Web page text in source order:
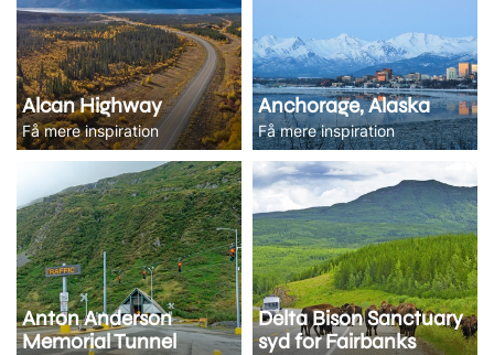
Alcan Highway
Få mere inspiration
Anchorage, Alaska
Få mere inspiration
Anton Anderson
Memorial Tunnel
Delta Bison Sanctuary
syd for Fairbanks